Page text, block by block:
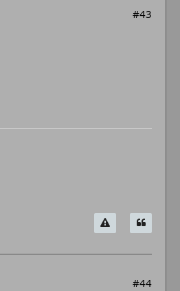
#43
#44